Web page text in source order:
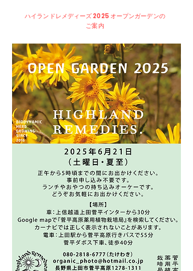
ハイランドレメディーズ 2025 オープンガーデンの
ご案内